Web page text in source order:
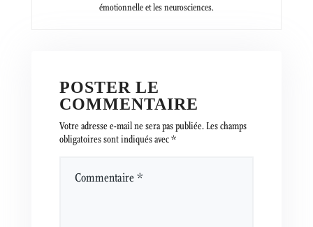
émotionnelle et les neurosciences.
POSTER LE
COMMENTAIRE
Votre adresse e-mail ne sera pas publiée.Les champs
obligatoires sont indiqués avec*